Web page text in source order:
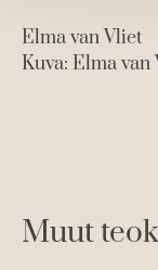
Elma van Vliet
Kuva: Elma van
Muut